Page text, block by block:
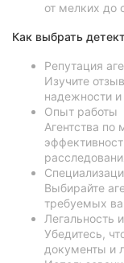
от мелких до
Как выбрать
Репутация
Изучите
надежности и
Опыт работы
Агентства по
Выбирайте
требуемых
Легальность
Убедитесь,
документы и